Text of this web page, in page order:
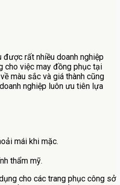
được rất nhiều doanh nghiệp
cho việc may đồng phục tại
màu sắc và giá thành cũng
nghiệp luôn ưu tiên lựa
mái khi mặc.
thẩm mỹ.
cho các trang phục công sở